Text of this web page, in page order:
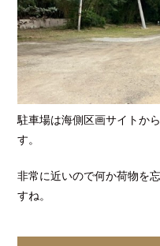
駐車場は海側区画サイトか
す。
非常に近いので何か荷物を
すね。